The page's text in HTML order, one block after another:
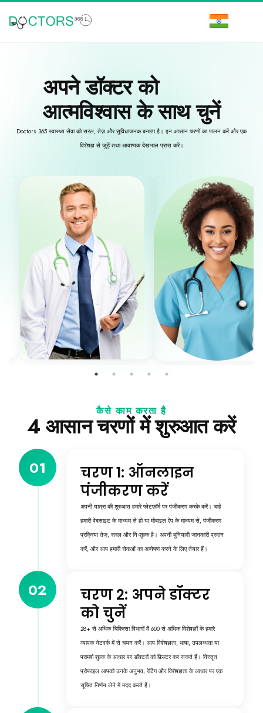
अपने डॉक्टर को
आत्मविश्वास के साथ चुनें
Doctors 365 स्वास्थ्य सेवा को सरल, तेज़ और सुविधाजनक बनाता है। इन आसान चरणों का पालन करें और एक
विशेषज्ञ से जुड़ें तथा आवश्यक देखभाल प्राप्त करें।
कैसे काम करता है
4 आसान चरणों में शुरुआत करें
01
चरण 1: ऑनलाइन
पंजीकरण करें
अपनी यात्रा की शुरुआत हमारे प्लेटफ़ॉर्म पर पंजीकरण करके करें। चाहे
हमारी वेबसाइट के माध्यम से हो या मोबाइल ऐप के माध्यम से, पंजीकरण
प्रक्रिया तेज़, सरल और निःशुल्क है। अपनी बुनियादी जानकारी प्रदान
करें, और आप हमारी सेवाओं का अन्वेषण करने के लिए तैयार हैं।
02
चरण 2: अपने डॉक्टर
को चुनें
28+ से अधिक चिकित्सा विभागों में 600 से अधिक विशेषज्ञों के हमारे
व्यापक नेटवर्क में से चयन करें। आप विशेषज्ञता, भाषा, उपलब्धता या
परामर्श शुल्क के आधार पर डॉक्टरों को फ़िल्टर कर सकते हैं। विस्तृत
प्रोफाइल आपको उनके अनुभव, रेटिंग और विशेषज्ञता के आधार पर एक
सूचित निर्णय लेने में मदद करते हैं।